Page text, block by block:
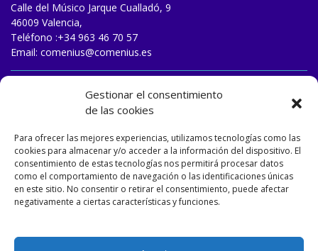
Gestionar el consentimiento
de las cookies
Para ofrecer las mejores experiencias, utilizamos tecnologías como las
cookies para almacenar y/o acceder a la información del dispositivo. El
consentimiento de estas tecnologías nos permitirá procesar datos
como el comportamiento de navegación o las identificaciones únicas
en este sitio. No consentir o retirar el consentimiento, puede afectar
negativamente a ciertas características y funciones.
Calle del Músico Jarque Cualladó, 9
46009 Valencia,
Teléfono :+34 963 46 70 57
Email: comenius@comenius.es
TRABAJA CON NOSOTROS